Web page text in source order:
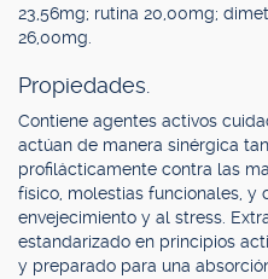
23,56mg; rutina 20,00mg;
26,00mg.
Propiedades.
Contiene agentes activos
actúan de manera sinérgica
profilácticamente contra las
físico, molestias funcionales, y
envejecimiento y al stress.
estandarizado en principios
y preparado para una